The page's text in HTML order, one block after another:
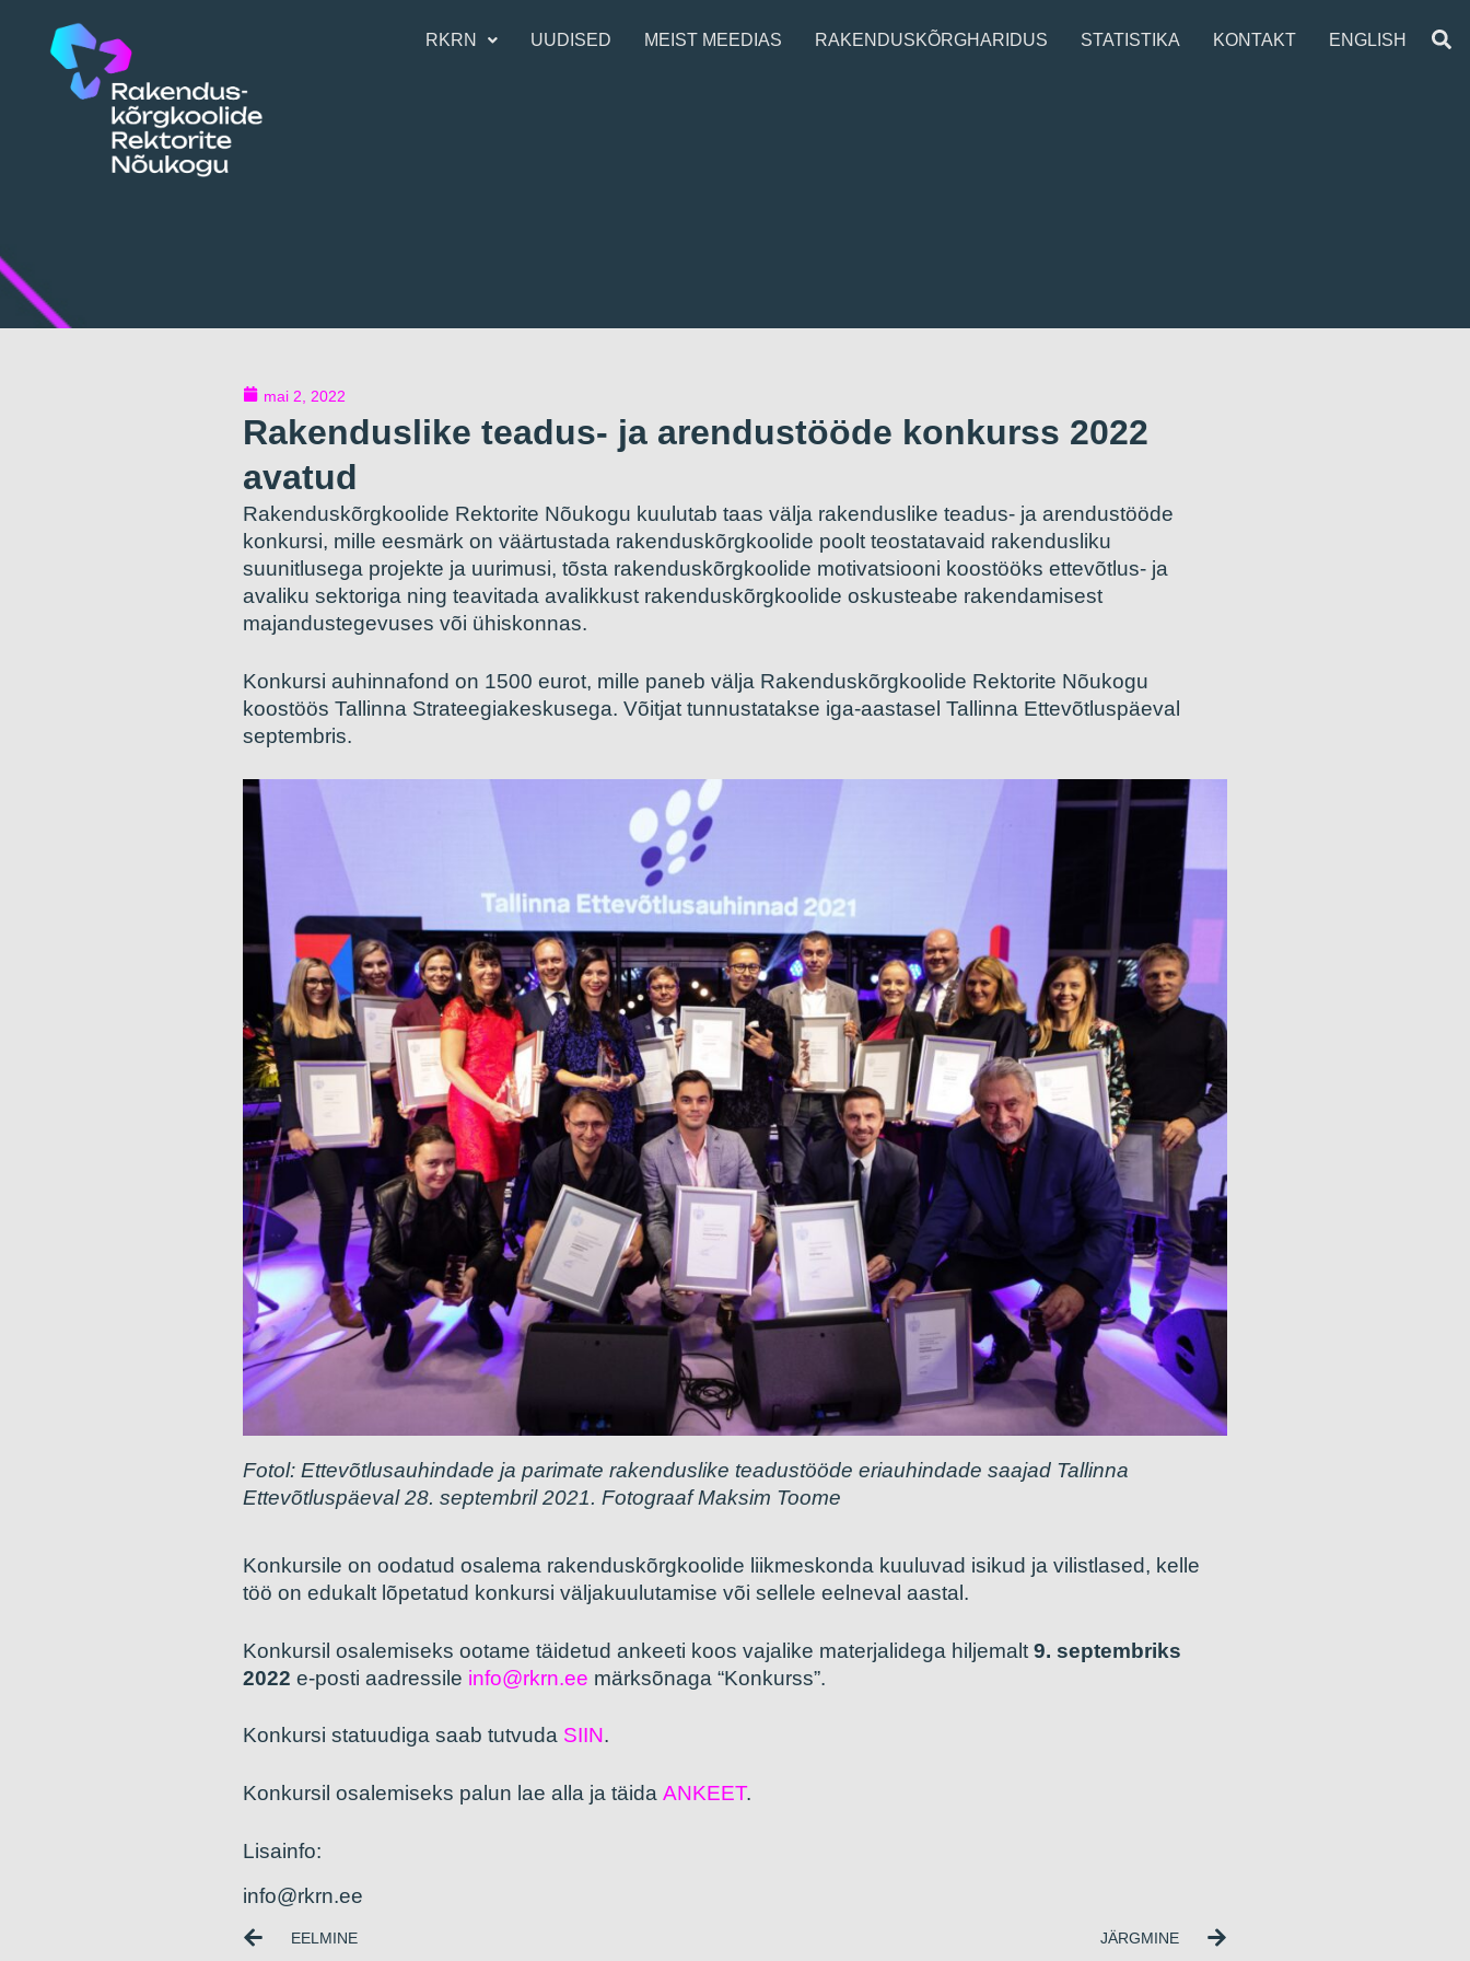
RKRN UUDISED MEIST MEEDIAS RAKENDUSKÕRGHARIDUS STATISTIKA KONTAKT ENGLISH
mai 2, 2022
Rakenduslike teadus- ja arendustööde konkurss 2022
avatud
Rakenduskõrgkoolide Rektorite Nõukogu kuulutab taas välja rakenduslike teadus- ja arendustööde
konkursi, mille eesmärk on väärtustada rakenduskõrgkoolide poolt teostatavaid rakendusliku
suunitlusega projekte ja uurimusi, tõsta rakenduskõrgkoolide motivatsiooni koostööks ettevõtlus- ja
avaliku sektoriga ning teavitada avalikkust rakenduskõrgkoolide oskusteabe rakendamisest
majandustegevuses või ühiskonnas.
Konkursi auhinnafond on 1500 eurot, mille paneb välja Rakenduskõrgkoolide Rektorite Nõukogu
koostöös Tallinna Strateegiakeskusega. Võitjat tunnustatakse iga-aastasel Tallinna Ettevõtluspäeval
septembris.
Fotol: Ettevõtlusauhindade ja parimate rakenduslike teadustööde eriauhindade saajad Tallinna
Ettevõtluspäeval 28. septembril 2021. Fotograaf Maksim Toome
Konkursile on oodatud osalema rakenduskõrgkoolide liikmeskonda kuuluvad isikud ja vilistlased, kelle
töö on edukalt lõpetatud konkursi väljakuulutamise või sellele eelneval aastal.
Konkursil osalemiseks ootame täidetud ankeeti koos vajalike materjalidega hiljemalt 9. septembriks
2022 e-posti aadressile info@rkrn.ee märksõnaga “Konkurss”.
Konkursi statuudiga saab tutvuda SIIN.
Konkursil osalemiseks palun lae alla ja täida ANKEET.
Lisainfo:
info@rkrn.ee
EELMINE JÄRGMINE